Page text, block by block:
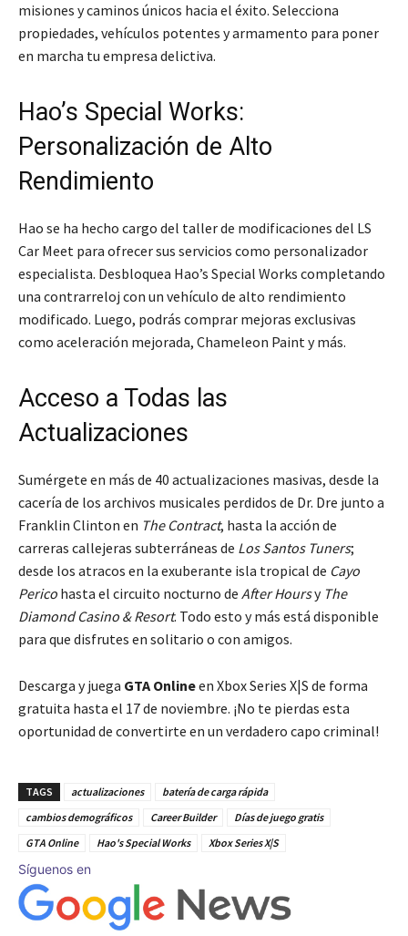
misiones y caminos únicos hacia el éxito. Selecciona
propiedades, vehículos potentes y armamento para poner
en marcha tu empresa delictiva.
Hao’s Special Works:
Personalización de Alto
Rendimiento
Hao se ha hecho cargo del taller de modificaciones del LS
Car Meet para ofrecer sus servicios como personalizador
especialista. Desbloquea Hao’s Special Works completando
una contrarreloj con un vehículo de alto rendimiento
modificado. Luego, podrás comprar mejoras exclusivas
como aceleración mejorada, Chameleon Paint y más.
Acceso a Todas las
Actualizaciones
Sumérgete en más de 40 actualizaciones masivas, desde la
cacería de los archivos musicales perdidos de Dr. Dre junto a
Franklin Clinton en The Contract, hasta la acción de
carreras callejeras subterráneas de Los Santos Tuners;
desde los atracos en la exuberante isla tropical de Cayo
Perico hasta el circuito nocturno de After Hoursy The
Diamond Casino & Resort. Todo esto y más está disponible
para que disfrutes en solitario o con amigos.
Descarga y juega GTA Onlineen Xbox Series X|S de forma
gratuita hasta el 17 de noviembre. ¡No te pierdas esta
oportunidad de convertirte en un verdadero capo criminal!
TAGS actualizaciones
batería de carga rápida
cambios demográficos
Career Builder
Días de juego gratis
GTA Online
Hao's Special Works Xbox Series X|S
Síguenos en